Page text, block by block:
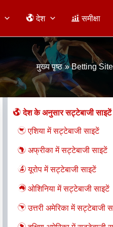
देश समीक्षा
मुख्य पृष्ठ Betting
देश के अनुसार सट्टेबाजी साइटें
एशिया में सट्टेबाजी साइटें
अफ्रीका में सट्टेबाजी साइटें
यूरोप में सट्टेबाजी साइटें
ओशिनिया में सट्टेबाजी साइटें
उत्तरी अमेरिका में सट्टेबाजी